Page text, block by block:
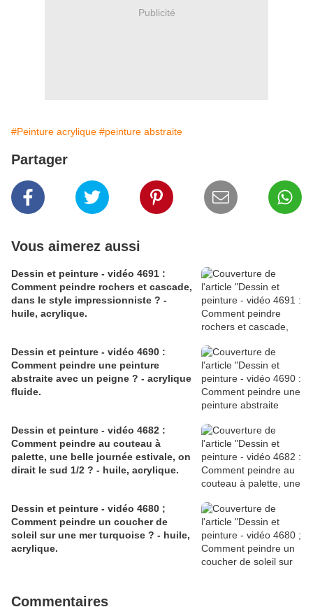
Publicité
#Peinture acrylique #peinture abstraite
Partager
Vous aimerez aussi
Dessin et peinture - vidéo 4691 :
Comment peindre rochers et cascade,
dans le style impressionniste ? -
huile, acrylique.
Dessin et peinture - vidéo 4690 :
Comment peindre une peinture
abstraite avec un peigne ? - acrylique
fluide.
Dessin et peinture - vidéo 4682 :
Comment peindre au couteau à
palette, une belle journée estivale, on
dirait le sud 1/2 ? - huile, acrylique.
Dessin et peinture - vidéo 4680 ;
Comment peindre un coucher de
soleil sur une mer turquoise ? - huile,
acrylique.
Commentaires